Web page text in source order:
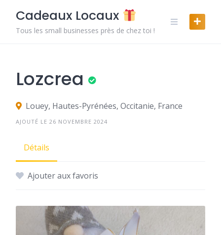
content
Cadeaux Locaux
Tous les small businesses près de chez toi !
Lozcrea
Louey, Hautes-Pyrénées, Occitanie, France
AJOUTÉ LE 26 NOVEMBRE 2024
Détails
Ajouter aux favoris